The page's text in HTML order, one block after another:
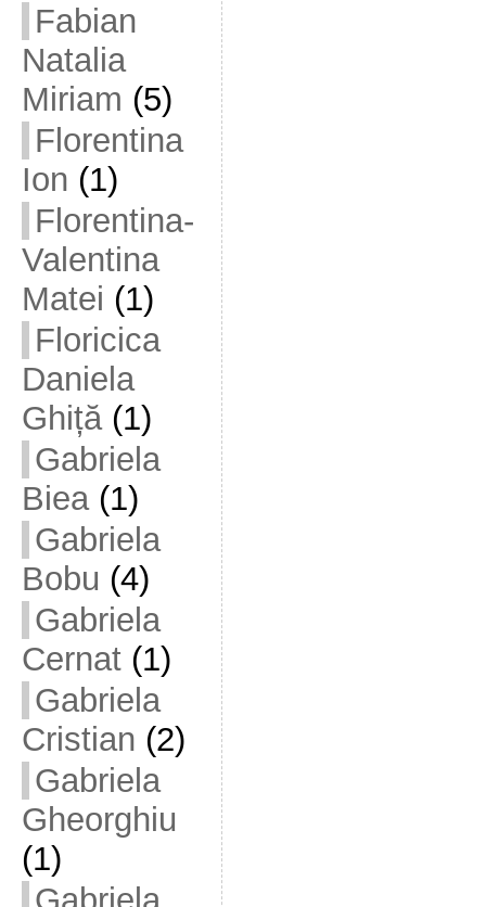
Fabian
Natalia
Miriam (5)
Florentina
Ion (1)
Florentina-
Valentina
Matei (1)
Floricica
Daniela
Ghiță(1)
Gabriela
Biea(1)
Gabriela
Bobu (4)
Gabriela
Cernat(1)
Gabriela
Cristian (2)
Gabriela
Gheorghiu
(1)